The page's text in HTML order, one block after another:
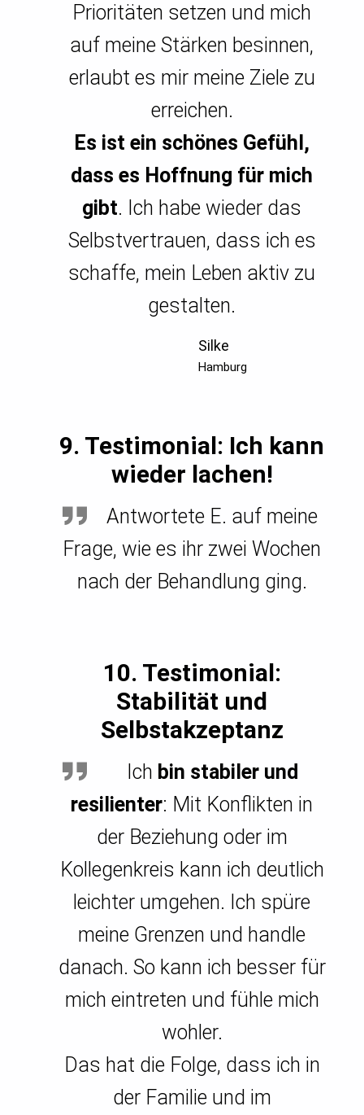
Prioritäten setzen und mich
auf meine Stärken besinnen,
erlaubt es mir meine Ziele zu
erreichen.
Es ist ein schönes Gefühl,
dass es Hoffnung für mich
gibt. Ich habe wieder das
Selbstvertrauen, dass ich es
schaffe, mein Leben aktiv zu
gestalten.
Silke
Hamburg
9. Testimonial: Ich kann
wieder lachen!
Antwortete E. auf meine
Frage, wie es ihr zwei Wochen
nach der Behandlung ging.
10. Testimonial:
Stabilität und
Selbstakzeptanz
Ich bin stabiler und
resilienter: Mit Konflikten in
der Beziehung oder im
Kollegenkreis kann ich deutlich
leichter umgehen. Ich spüre
meine Grenzen und handle
danach. So kann ich besser für
mich eintreten und fühle mich
wohler.
Das hat die Folge, dass ich in
der Familie und im